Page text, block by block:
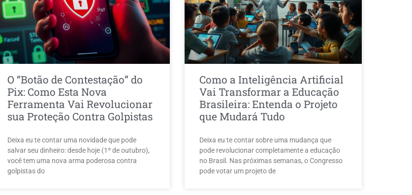
O “Botão de Contestação” do
Pix: Como Esta Nova
Ferramenta Vai Revolucionar
sua Proteção Contra Golpistas
Deixa eu te contar uma novidade que pode
salvar seu dinheiro: desde hoje (1º de outubro),
você tem uma nova arma poderosa contra
golpistas do
Como a Inteligência Artificial
Vai Transformar a Educação
Brasileira: Entenda o Projeto
que Mudará Tudo
Deixa eu te contar sobre uma mudança que
pode revolucionar completamente a educação
no Brasil. Nas próximas semanas, o Congresso
pode votar um projeto de